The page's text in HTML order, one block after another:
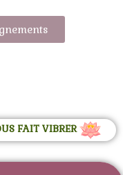
FAIT VIBRER